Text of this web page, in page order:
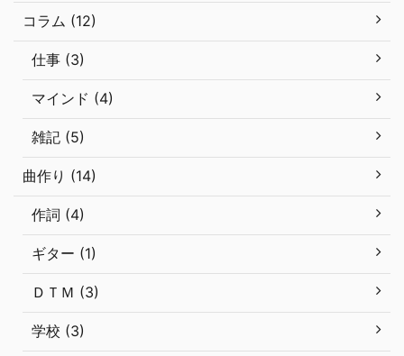
コラム (12)
仕事 (3)
マインド (4)
雑記 (5)
曲作り (14)
作詞 (4)
ギター (1)
ＤＴＭ (3)
学校 (3)